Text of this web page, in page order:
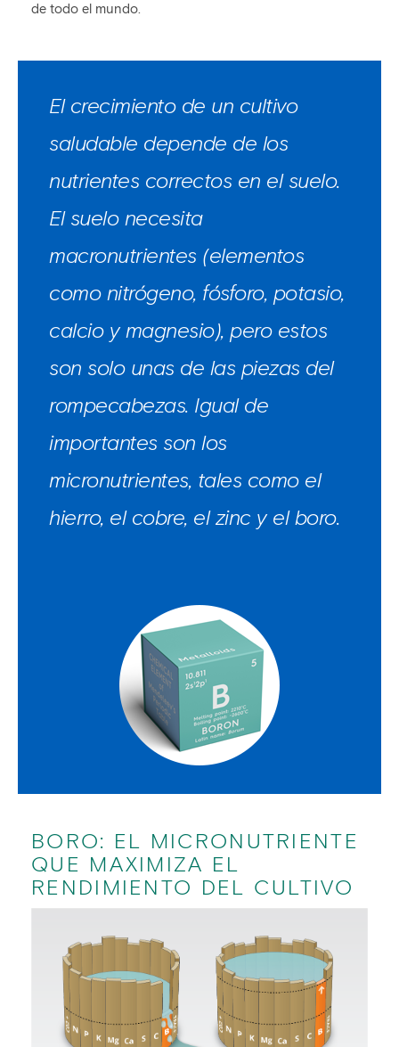
de todo el mundo.
El crecimiento de un cultivo
saludable depende de los
nutrientes correctos en el suelo.
El suelo necesita
macronutrientes (elementos
como nitrógeno, fósforo, potasio,
calcio y magnesio), pero estos
son solo unas de las piezas del
rompecabezas. Igual de
importantes son los
micronutrientes, tales como el
hierro, el cobre, el zinc y el boro.
BORO: EL MICRONUTRIENTE
QUE MAXIMIZA EL
RENDIMIENTO DEL CULTIVO